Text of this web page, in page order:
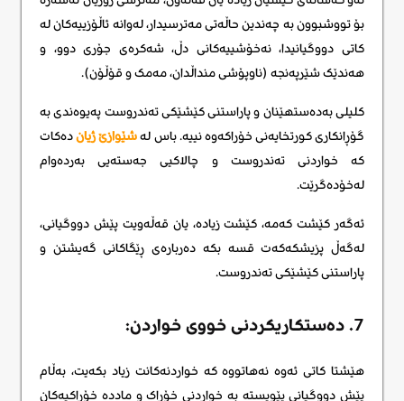
بۆ تووشبوون بە چەندین حاڵەتی مەترسیدار، لەوانە ئاڵۆزییەکان لە
کاتی دووگیانیدا، نەخۆشییەکانی دڵ، شەکرەی جۆری دوو، و
هەندێک شێرپەنجە (ناوپۆشی منداڵدان، مەمک و قۆڵۆن).
کلیلی بەدەستهێنان و پاراستنی کێشێکی تەندروست پەیوەندی بە
گۆڕانکاری کورتخایەنی خۆراکەوە نییە. باس لەشێوازێ ژیاندەکات
کە خواردنی تەندروست و چالاکیی جەستەیی بەردەوام
لەخۆدەگرێت.
ئەگەر کێشت کەمە، کێشت زیادە، یان قەڵەویت پێش دووگیانی،
لەگەڵ پزیشکەکەت قسە بکە دەربارەی ڕێگاکانی گەیشتن و
پاراستنی کێشێکی تەندروست.
7. دەستکاریکردنی خووی خواردن:
هێشتا کاتی ئەوە نەهاتووە کە خواردنەکانت زیاد بکەیت، بەڵام
پێش دووگیانی پێویستە بە خواردنی خۆراک و ماددە خۆراکیەکان